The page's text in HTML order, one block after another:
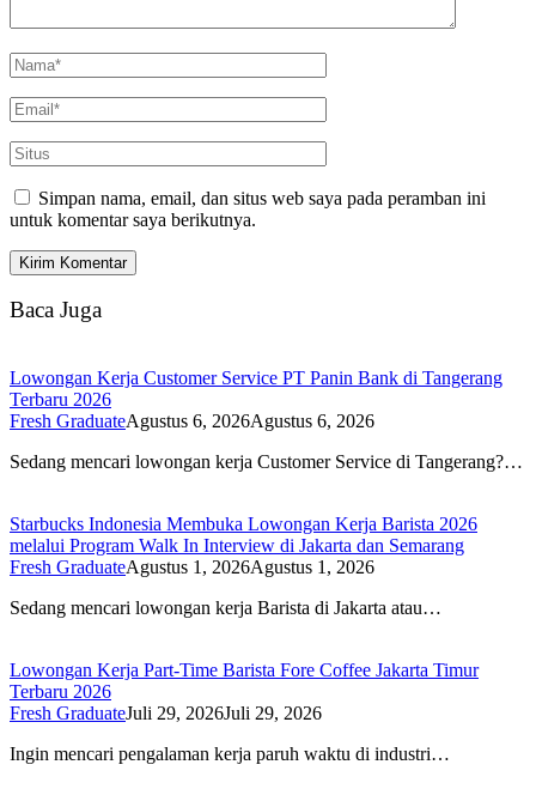
Simpan nama, email, dan situs web saya pada peramban ini
untuk komentar saya berikutnya.
Baca Juga
Lowongan Kerja Customer Service PT Panin Bank di Tangerang
Terbaru 2026
Fresh GraduateAgustus 6, 2026Agustus 6, 2026
Sedang mencari lowongan kerja Customer Service di Tangerang?…
Starbucks Indonesia Membuka Lowongan Kerja Barista 2026
melalui Program Walk In Interview di Jakarta dan Semarang
Fresh GraduateAgustus 1, 2026Agustus 1, 2026
Sedang mencari lowongan kerja Barista di Jakarta atau…
Lowongan Kerja Part-Time Barista Fore Coffee Jakarta Timur
Terbaru 2026
Fresh GraduateJuli 29, 2026Juli 29, 2026
Ingin mencari pengalaman kerja paruh waktu di industri…